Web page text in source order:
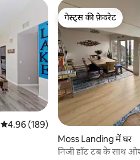
औसत रेटिंग 5 में से 4.96, 189 समीक्षाएँ
4.96 (189)
गेस्ट्स की फ़ेवरेट
गेस्ट्स की फ़ेवरेट
Moss Landing में घर
निजी हॉट टब के साथ